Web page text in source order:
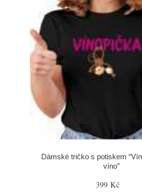
Dámské tričko s potiskem
víno”
399 Kč